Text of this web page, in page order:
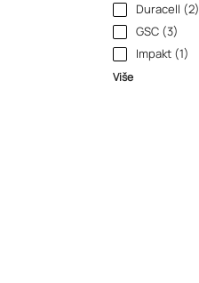
Duracell (2)
GSC (3)
Impakt (1)
Više